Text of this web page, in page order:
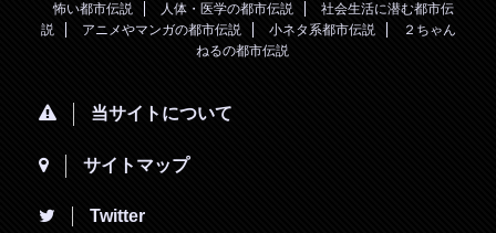
怖い都市伝説 人体・医学の都市伝説
社会生活に潜む都市伝
説
アニメやマンガの都市伝説 小ネタ系都市伝説
２ちゃん
ねるの都市伝説
当サイトについて
サイトマップ
Twitter